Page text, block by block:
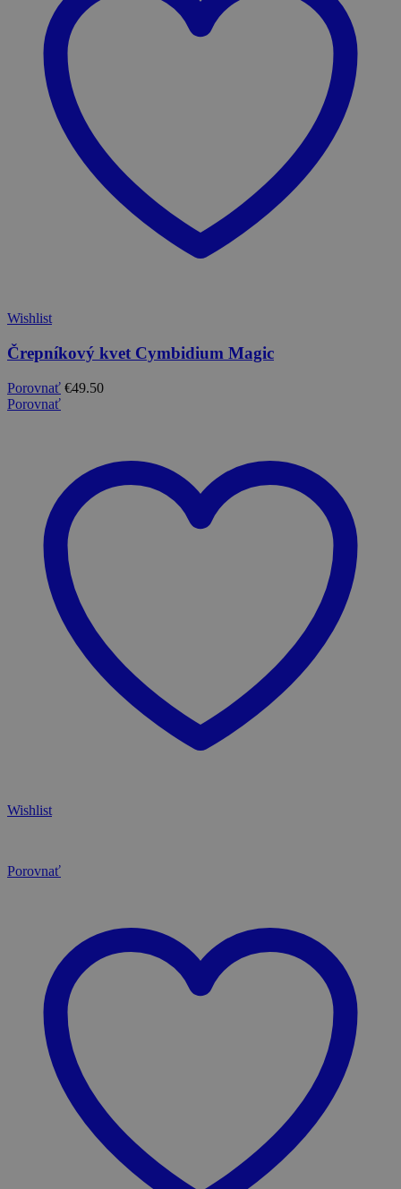
Wishlist
Črepníkový kvet Cymbidium Magic
Porovnať €49.50
Porovnať
Wishlist
Porovnať